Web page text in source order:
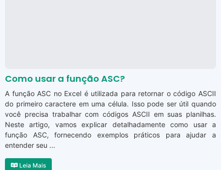
Como usar a função ASC?
A função ASC no Excel é utilizada para retornar o código ASCII
do primeiro caractere em uma célula. Isso pode ser útil quando
você precisa trabalhar com códigos ASCII em suas planilhas.
Neste artigo, vamos explicar detalhadamente como usar a
função ASC, fornecendo exemplos práticos para ajudar a
entender seu ...
Leia Mais